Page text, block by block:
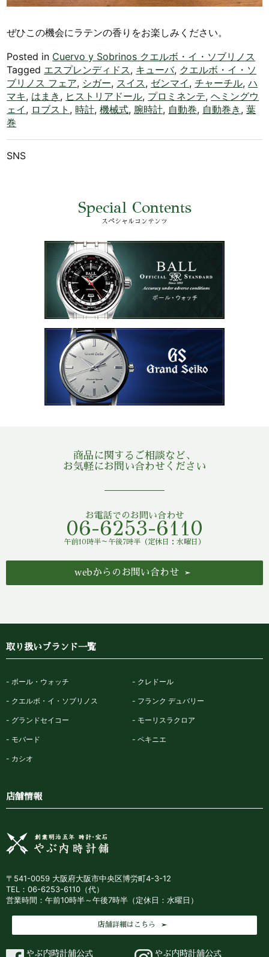
ぜひこの機会にラテンの香りをお楽しみください。
Posted in Cuervo y Sobrinos クエルボ・イ・ソブリノス
Tagged エスプレンディドス, キューバ, クエルボ・イ・ソ
ブリノス フェア, シガー, スイス, ゼンマイ ,チャーチル,ハ
マキ, はまき , ヒストリアドール, プロミネンテ,ヘミングウ
ェイ , ロブスト , 時計,機械式, 腕時計, 自動巻, 自動巻き ,葉
巻
SNS
Special Contents
スペシャルコンテンツ
商品に関するご相談など、
お気軽にお問い合わせください
お電話でのお問い合わせ
06-6253-6110
午前10時半～午後7時半（定休日：水曜日）
webからのお問い合わせ
取り扱いブランド一覧
ボール・ウォッチ クレドール
クエルボ・イ・ソブリノス フランク デュバリー
グランドセイコー モーリスラクロア
モバード ペキニエ
カシオ
店舗情報
〒541-0059 大阪府大阪市中央区博労町4-3-12
TEL：06-6253-6110（代）
営業時間：午前10時半～午後7時半（定休日：水曜日）
店舗詳細はこちら
やぶ内時計舗公式 やぶ内時計舗公式